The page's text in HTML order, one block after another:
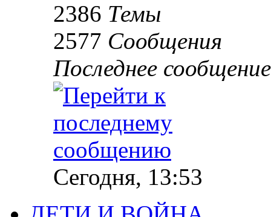
2386 Темы
2577 Сообщения
Последнее сообщение
Сегодня, 13:53